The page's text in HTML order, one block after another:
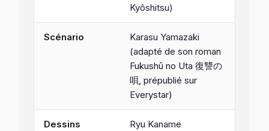
Kyôshitsu)
Scénario
Karasu Yamazaki
(adapté de son roman
Fukushū no Uta 復讐の
唄, prépublié sur
Everystar)
Dessins Ryu Kaname